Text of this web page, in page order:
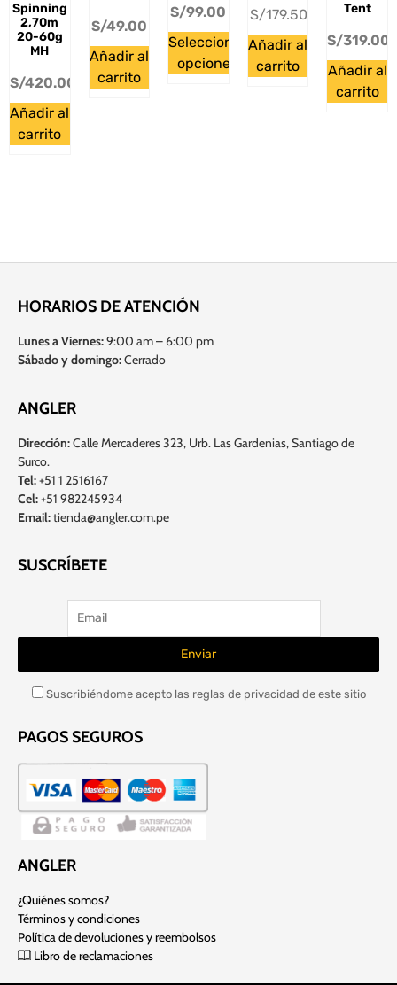
Spinning
2,70m
20-60g
MH
S/420.00
Añadir al
carrito
S/49.00
Añadir al
carrito
S/99.00
Seleccionar
opciones
S/179.50
Añadir al
carrito
Tent
S/319.00
Añadir al
carrito
HORARIOS DE ATENCIÓN
Lunes a Viernes:9:00 am – 6:00 pm
Sábado y domingo:Cerrado
ANGLER
Dirección:Calle Mercaderes 323, Urb. Las Gardenias, Santiago de
Surco.
Tel:+51 1 2516167
Cel:+51 982245934
Email:tienda@angler.com.pe
SUSCRÍBETE
Suscribiéndome acepto las reglas de privacidad de este sitio
PAGOS SEGUROS
ANGLER
¿Quiénes somos?
Términos y condiciones
Política de devoluciones y reembolsos
Libro de reclamaciones